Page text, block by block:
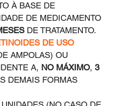
À BASE DE
DE MEDICAMENTO
DE TRATAMENTO.
DE USO
AMPOLAS) OU
A, NO MÁXIMO, 3
DEMAIS FORMAS